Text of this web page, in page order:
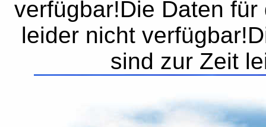
verfügbar!Die Daten
leider nicht
sind zur Zeit